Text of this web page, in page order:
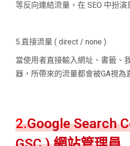
等反向連結流量，在 SEO 中扮演
5.直接流量 ( direct / none )
當使用者直接輸入網址、書籤、
器，所帶來的流量都會被GA視為
2.Google Search